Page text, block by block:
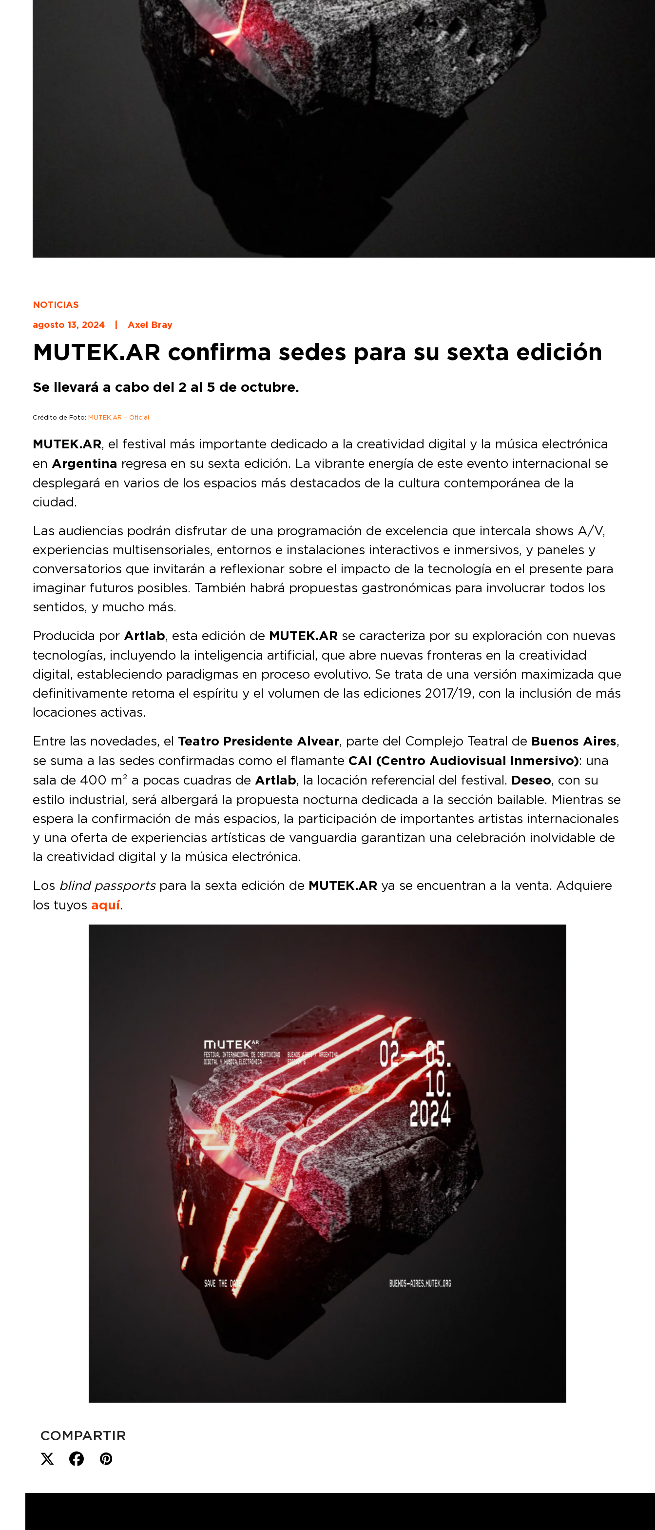
NOTICIAS
agosto 13, 2024
Axel Bray
MUTEK.AR confirma sedes para su sexta edición
Se llevará a cabo del 2 al 5 de octubre.
Crédito de Foto:MUTEK.AR – Oficial
MUTEK.AR, el festival más importante dedicado a la creatividad digital y la música electrónica
enArgentina regresa en su sexta edición. La vibrante energía de este evento internacional se
desplegará en varios de los espacios más destacados de la cultura contemporánea de la
ciudad.
Las audiencias podrán disfrutar de una programación de excelencia que intercala shows A/V,
experiencias multisensoriales, entornos e instalaciones interactivos e inmersivos, y paneles y
conversatorios que invitarán a reflexionar sobre el impacto de la tecnología en el presente para
imaginar futuros posibles. También habrá propuestas gastronómicas para involucrar todos los
sentidos, y mucho más.
Producida porArtlab, esta edición de MUTEK.AR se caracteriza por su exploración con nuevas
tecnologías, incluyendo la inteligencia artificial, que abre nuevas fronteras en la creatividad
digital, estableciendo paradigmas en proceso evolutivo. Se trata de una versión maximizada que
definitivamente retoma el espíritu y el volumen de las ediciones 2017/19, con la inclusión de más
locaciones activas.
Entre las novedades, el Teatro Presidente Alvear, parte del Complejo Teatral de Buenos Aires,
se suma a las sedes confirmadas como el flamante CAI (Centro Audiovisual Inmersivo): una
sala de 400 m² a pocas cuadras deArtlab, la locación referencial del festival. Deseo, con su
estilo industrial, será albergará la propuesta nocturna dedicada a la sección bailable. Mientras se
espera la confirmación de más espacios, la participación de importantes artistas internacionales
y una oferta de experiencias artísticas de vanguardia garantizan una celebración inolvidable de
la creatividad digital y la música electrónica.
Los blind passportspara la sexta edición de MUTEK.AR ya se encuentran a la venta. Adquiere
los tuyos aquí.
COMPARTIR